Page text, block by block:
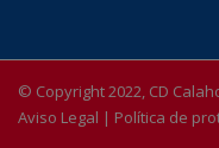
© Copyright 2022, CD
Aviso Legal | Política de